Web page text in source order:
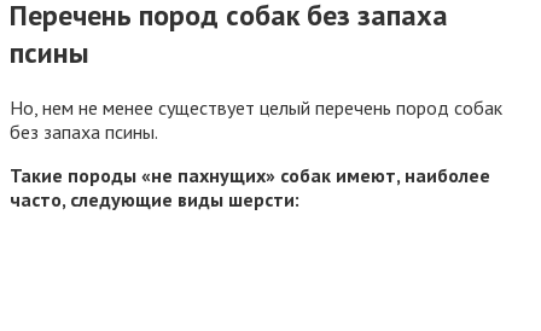
Перечень пород собак без запаха
псины
Но, нем не менее существует целый перечень пород собак
без запаха псины.
Такие породы «не пахнущих» собак имеют, наиболее
часто, следующие виды шерсти: